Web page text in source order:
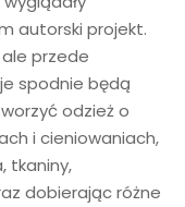
autorski projekt.
przede
spodnie będą
odzież o
i cieniowaniach,
tkaniny,
dobierając różne